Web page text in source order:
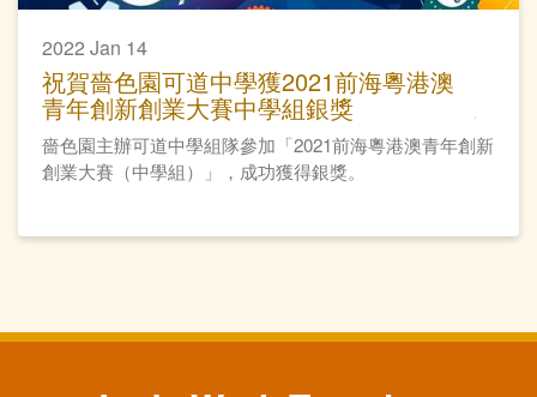
2022 Jan 14
祝賀嗇色園可道中學獲2021前海粵港澳
青年創新創業大賽中學組銀獎
嗇色園主辦可道中學組隊參加「2021前海粵港澳青年創新
創業大賽（中學組）」，成功獲得銀獎。